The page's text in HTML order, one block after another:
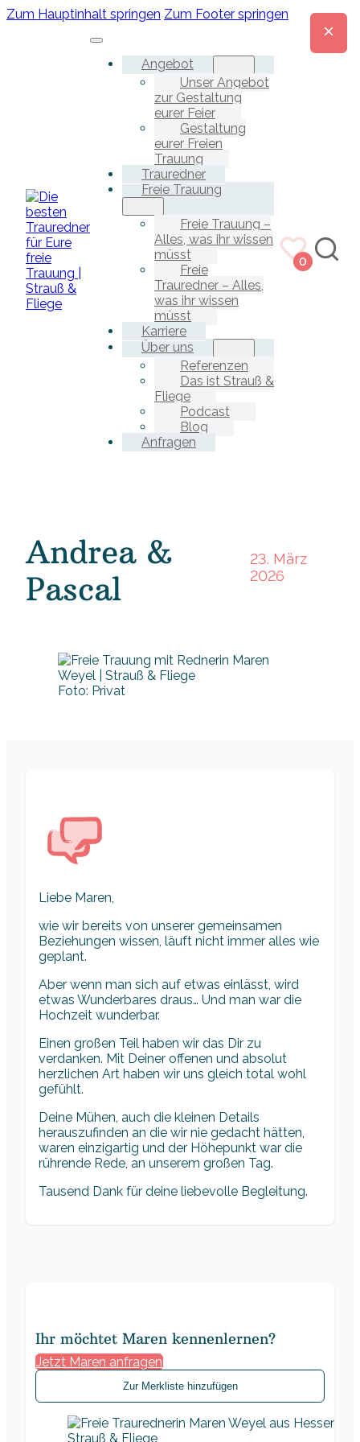
Zum Hauptinhalt springen Zum Footer springen
Angebot
Unser Angebot
zur Gestaltung
eurer Feier
Gestaltung
eurer Freien
Trauung
Trauredner
Freie Trauung
Freie Trauung –
Alles, was ihr wissen
müsst
Freie
Trauredner – Alles,
was ihr wissen
müsst
Karriere
Über uns
Referenzen
Das ist Strauß &
Fliege
Podcast
Blog
Anfragen
0
Andrea &
Pascal
23. März
2026
Foto: Privat
Liebe Maren,
wie wir bereits von unserer gemeinsamen
Beziehungen wissen, läuft nicht immer alles wie
geplant.
Aber wenn man sich auf etwas einlässt, wird
etwas Wunderbares draus… Und man war die
Hochzeit wunderbar.
Einen großen Teil haben wir das Dir zu
verdanken. Mit Deiner offenen und absolut
herzlichen Art haben wir uns gleich total wohl
gefühlt.
Deine Mühen, auch die kleinen Details
herauszufinden an die wir nie gedacht hätten,
waren einzigartig und der Höhepunkt war die
rührende Rede, an unserem großen Tag.
Tausend Dank für deine liebevolle Begleitung.
Ihr möchtet Maren kennenlernen?
Jetzt Maren anfragen
Zur Merkliste hinzufügen